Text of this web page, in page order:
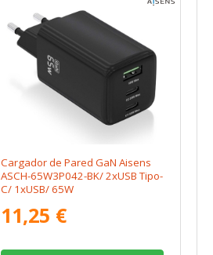
Cargador de Pared GaN Aisens
ASCH-65W3P042-BK/ 2xUSB Tipo-
C/ 1xUSB/ 65W
11,25 €